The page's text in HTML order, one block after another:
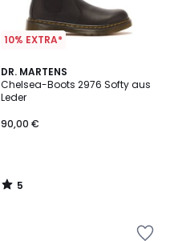
10% EXTRA*
DR. MARTENS
Chelsea-Boots 2976 Softy aus
Leder
90,00 €
5
/
5
5
/